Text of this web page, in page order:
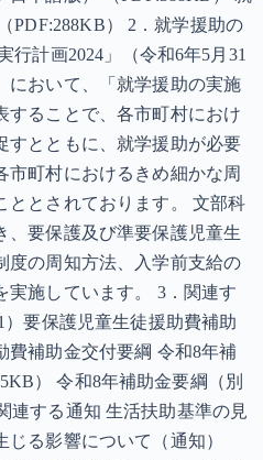
PDF:288KB） 2．就学援助の
行計画2024」（令和6年5月31
において、「就学援助の実施
することで、各市町村におけ
すとともに、就学援助が必要
市町村におけるきめ細かな周
ととされております。 文部科
、要保護及び準要保護児童生
度の周知方法、入学前支給の
実施しています。 3．関連す
要保護児童生徒援助費補助
費補助金交付要綱 令和8年補
） 令和8年補助金要綱（別
連する通知 生活扶助基準の見
る影響について（通知）